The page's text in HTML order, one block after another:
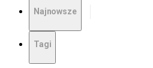
Najnowsze
Tagi